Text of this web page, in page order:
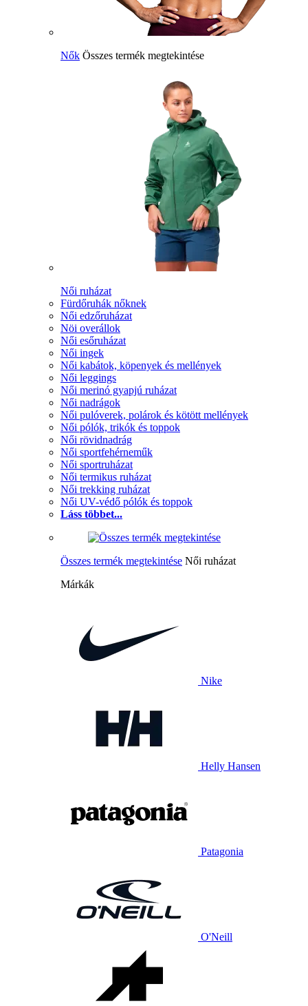
Nők Összes termék megtekintése
Női ruházat
Fürdőruhák nőknek
Női edzőruházat
Nöi overállok
Női esőruházat
Női ingek
Női kabátok, köpenyek és mellények
Női leggings
Női merinó gyapjú ruházat
Női nadrágok
Női pulóverek, polárok és kötött mellények
Női pólók, trikók és toppok
Női rövidnadrág
Női sportfehérneműk
Női sportruházat
Női termikus ruházat
Női trekking ruházat
Női UV-védő pólók és toppok
Láss többet...
Összes termék megtekintése Női ruházat
Márkák
Nike
Helly Hansen
Patagonia
O'Neill